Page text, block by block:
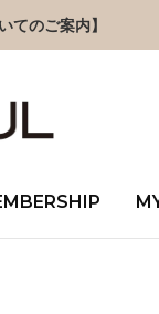
てのご案内】